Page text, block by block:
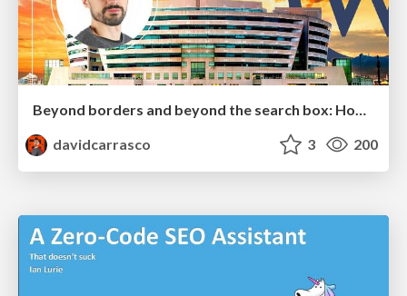
Beyond borders and beyond the search box: How to win the global "messy middle" with AI-driven SEO
davidcarrasco
3 200